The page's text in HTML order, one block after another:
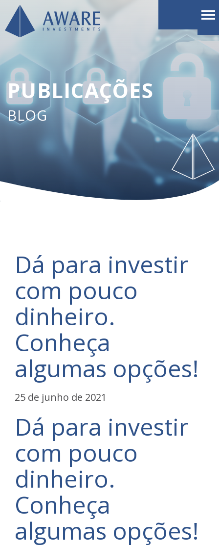
PUBLICAÇÕES
BLOG
Dá para investir
com pouco
dinheiro.
Conheça
algumas opções!
25 de junho de 2021
Dá para investir
com pouco
dinheiro.
Conheça
algumas opções!